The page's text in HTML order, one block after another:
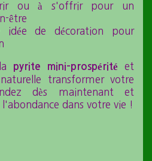
ou à s'offrir pour un
être
idée de décoration pour
pyrite mini-prospérité et
transformer votre
dès maintenant et
dans votre vie !